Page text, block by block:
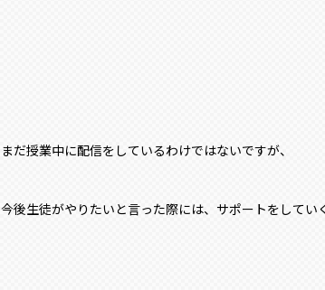
まだ授業中に配信をしているわけではないですが、
今後生徒がやりたいと言った際には、サポートをしてい